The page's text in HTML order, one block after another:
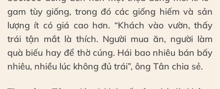
gam tùy giống, trong đó các giống hiếm và sản
lượng ít có giá cao hơn. “Khách vào vườn, thấy
trái tận mắt là thích. Người mua ăn, người làm
quà biếu hay để thờ cúng. Hái bao nhiêu bán bấy
nhiêu, nhiều lúc không đủ trái”, ông Tân chia sẻ.